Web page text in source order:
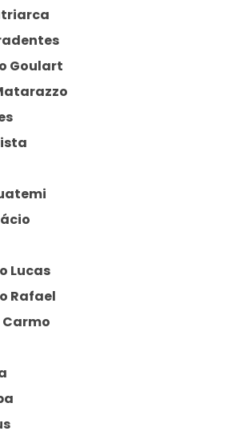
Goulart
Lucas
Rafael
Carmo